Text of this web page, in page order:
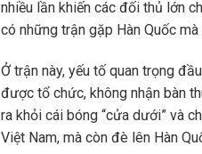
nhiều lần khiến các đối thủ lớn
có những trận gặp Hàn Quốc
Ở trận này, yếu tố quan trọng
được tổ chức, không nhận bàn
ra khỏi cái bóng “cửa dưới” và
Việt Nam, mà còn đè lên Hàn